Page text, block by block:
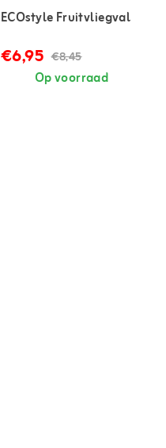
ECOstyle Fruitvliegval
€6,95 €8,45
Op voorraad